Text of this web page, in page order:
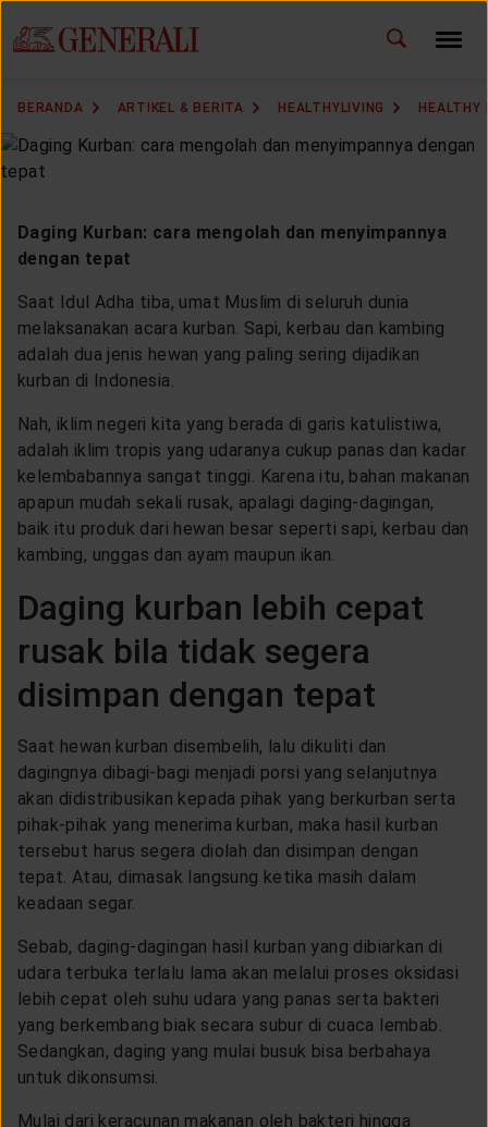
BERANDA ARTIKEL & BERITA HEALTHYLIVING HEALTHY
Daging Kurban: cara mengolah dan menyimpannya
dengan tepat
Saat Idul Adha tiba, umat Muslim di seluruh dunia
melaksanakan acara kurban. Sapi, kerbau dan kambing
adalah dua jenis hewan yang paling sering dijadikan
kurban di Indonesia.
Nah, iklim negeri kita yang berada di garis katulistiwa,
adalah iklim tropis yang udaranya cukup panas dan kadar
kelembabannya sangat tinggi. Karena itu, bahan makanan
apapun mudah sekali rusak, apalagi daging-dagingan,
baik itu produk dari hewan besar seperti sapi, kerbau dan
kambing, unggas dan ayam maupun ikan.
Daging kurban lebih cepat
rusak bila tidak segera
disimpan dengan tepat
Saat hewan kurban disembelih, lalu dikuliti dan
dagingnya dibagi-bagi menjadi porsi yang selanjutnya
akan didistribusikan kepada pihak yang berkurban serta
pihak-pihak yang menerima kurban, maka hasil kurban
tersebut harus segera diolah dan disimpan dengan
tepat. Atau, dimasak langsung ketika masih dalam
keadaan segar.
Sebab, daging-dagingan hasil kurban yang dibiarkan di
udara terbuka terlalu lama akan melalui proses oksidasi
lebih cepat oleh suhu udara yang panas serta bakteri
yang berkembang biak secara subur di cuaca lembab.
Sedangkan, daging yang mulai busuk bisa berbahaya
untuk dikonsumsi.
Mulai dari keracunan makanan oleh bakteri hingga
GANTI BAHASA ID EN
KANTOR PEMASARAN
TEMUKAN AGEN
SOLUSI KAMI
LAYANAN NASABAH
TENTANG GENERALI
KEAGENAN